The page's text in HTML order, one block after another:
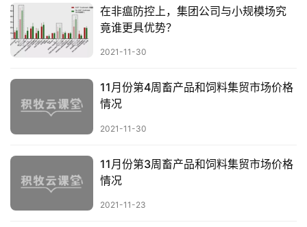
今
猪
价
在非瘟防控上，集团公司与小规模场究
竟谁更具优势？
2021-11-30
11月份第4周畜产品和饲料集贸市场价格
情况
2021-11-30
11月份第3周畜产品和饲料集贸市场价格
情况
2021-11-23